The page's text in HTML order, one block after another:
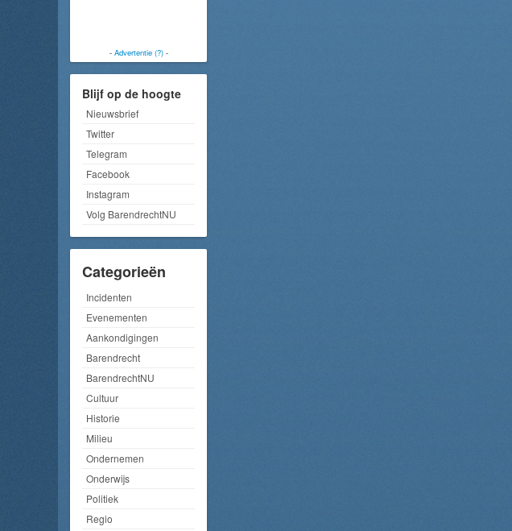
- Advertentie (?)-
Blijf op de hoogte
Nieuwsbrief
Twitter
Telegram
Facebook
Instagram
Volg BarendrechtNU
Categorieën
Incidenten
Evenementen
Aankondigingen
Barendrecht
BarendrechtNU
Cultuur
Historie
Milieu
Ondernemen
Onderwijs
Politiek
Regio